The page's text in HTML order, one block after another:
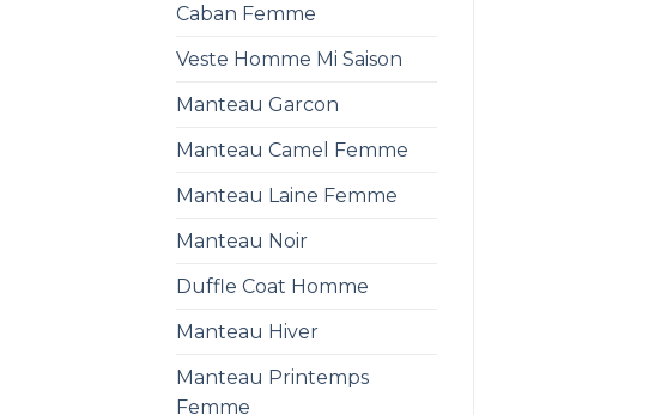
Caban Femme
Veste Homme Mi Saison
Manteau Garcon
Manteau Camel Femme
Manteau Laine Femme
Manteau Noir
Duffle Coat Homme
Manteau Hiver
Manteau Printemps
Femme